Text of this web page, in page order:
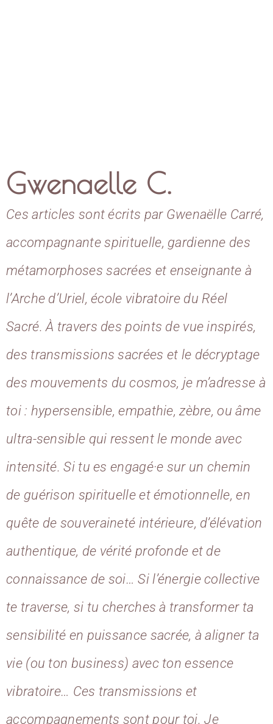
Gwenaelle C.
Ces articles sont écrits par Gwenaëlle Carré,
accompagnante spirituelle, gardienne des
métamorphoses sacrées et enseignante à
l’Arche d’Uriel, école vibratoire du Réel
Sacré. À travers des points de vue inspirés,
des transmissions sacrées et le décryptage
des mouvements du cosmos, je m’adresse à
toi : hypersensible, empathie, zèbre, ou âme
ultra-sensible qui ressent le monde avec
intensité. Si tu es engagé·e sur un chemin
de guérison spirituelle et émotionnelle, en
quête de souveraineté intérieure, d’élévation
authentique, de vérité profonde et de
connaissance de soi… Si l’énergie collective
te traverse, si tu cherches à transformer ta
sensibilité en puissance sacrée, à aligner ta
vie (ou ton business) avec ton essence
vibratoire… Ces transmissions et
accompagnements sont pour toi. Je